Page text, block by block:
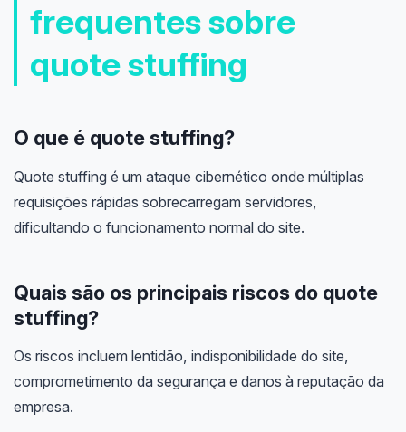
frequentes sobre
quote stuffing
O que é quote stuffing?
Quote stuffing é um ataque cibernético onde múltiplas
requisições rápidas sobrecarregam servidores,
dificultando o funcionamento normal do site.
Quais são os principais riscos do quote
stuffing?
Os riscos incluem lentidão, indisponibilidade do site,
comprometimento da segurança e danos à reputação da
empresa.